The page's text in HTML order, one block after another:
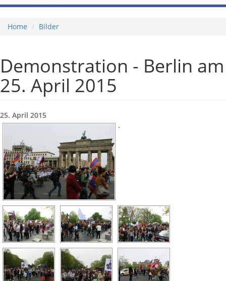
Home Bilder
Demonstration - Berlin am
25. April 2015
25. April 2015
.